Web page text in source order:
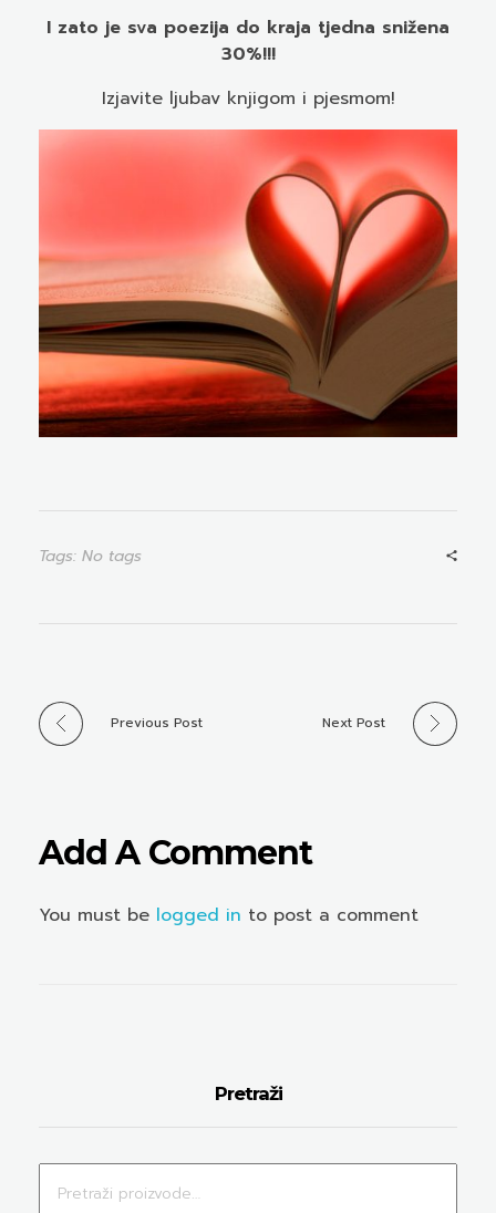
I zato je sva poezija do kraja tjedna snižena
30%!!!
Izjavite ljubav knjigom i pjesmom!
Tags: No tags
Previous Post Next Post
Add A Comment
You must be logged in to post a comment
Pretraži